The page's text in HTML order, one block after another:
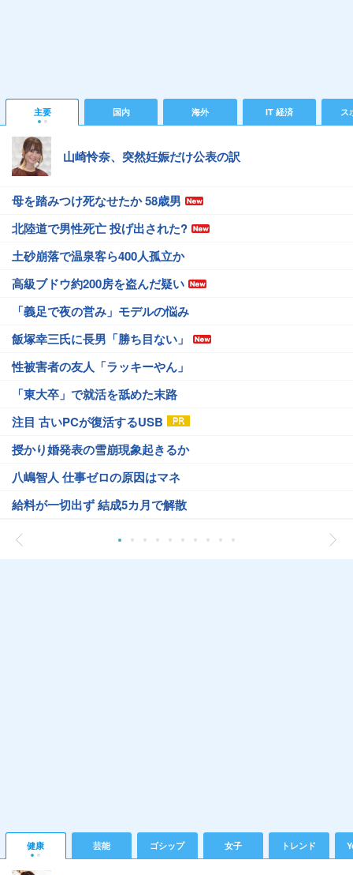
主要 国内 海外 IT 経済 ス
山崎怜奈、突然妊娠だけ公表の訳
母を踏みつけ死なせたか 58歳男
北陸道で男性死亡 投げ出された?
土砂崩落で温泉客ら400人孤立か
高級ブドウ約200房を盗んだ疑い
「義足で夜の営み」モデルの悩み
飯塚幸三氏に長男「勝ち目ない」
性被害者の友人「ラッキーやん」
「東大卒」で就活を舐めた末路
注目 古いPCが復活するUSB
授かり婚発表の雪崩現象起きるか
八嶋智人 仕事ゼロの原因はマネ
給料が一切出ず 結成5カ月で解散
健康 芸能 ゴシップ 女子 トレンド